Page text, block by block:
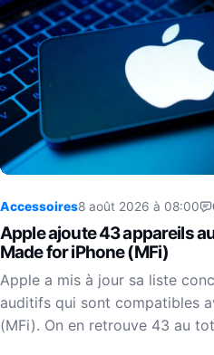
Accessoires8 août 2026 à 08:00
Apple ajoute 43 appareils
Made for iPhone (MFi)
Apple a mis à jour sa liste
auditifs qui sont compatibles
(MFi). On en retrouve 43 au